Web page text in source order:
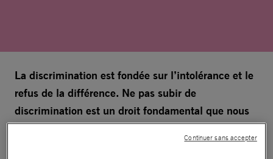
La discrimination est fondée sur l’intolérance et le
refus de la différence. Ne pas subir de
discrimination est un droit fondamental que nous
nous efforçons de faire respecter. Découvrez notre
livret pour aborder ce sujet avec vos publics.
Continuer sans accepter